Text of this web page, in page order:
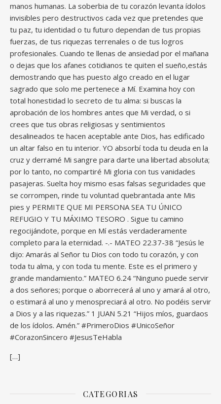
manos humanas. La soberbia de tu corazón levanta ídolos
invisibles pero destructivos cada vez que pretendes que
tu paz, tu identidad o tu futuro dependan de tus propias
fuerzas, de tus riquezas terrenales o de tus logros
profesionales. Cuando te llenas de ansiedad por el mañana
o dejas que los afanes cotidianos te quiten el sueño,estás
demostrando que has puesto algo creado en el lugar
sagrado que solo me pertenece a Mí. Examina hoy con
total honestidad lo secreto de tu alma: si buscas la
aprobación de los hombres antes que Mi verdad, o si
crees que tus obras religiosas y sentimientos
desalineados te hacen aceptable ante Dios, has edificado
un altar falso en tu interior. YO absorbí toda tu deuda en la
cruz y derramé Mi sangre para darte una libertad absoluta;
por lo tanto, no compartiré Mi gloria con tus vanidades
pasajeras. Suelta hoy mismo esas falsas seguridades que
se corrompen, rinde tu voluntad quebrantada ante Mis
pies y PERMITE QUE MI PERSONA SEA TU ÚNICO
REFUGIO Y TU MÁXIMO TESORO . Sigue tu camino
regocijándote, porque en Mí estás verdaderamente
completo para la eternidad. -.- MATEO 22.37-38 “Jesús le
dijo: Amarás al Señor tu Dios con todo tu corazón, y con
toda tu alma, y con toda tu mente. Este es el primero y
grande mandamiento.” MATEO 6.24 “Ninguno puede servir
a dos señores; porque o aborrecerá al uno y amará al otro,
o estimará al uno y menospreciará al otro. No podéis servir
a Dios y a las riquezas.” 1 JUAN 5.21 “Hijos míos, guardaos
de los ídolos. Amén.” #PrimeroDios #UnicoSeñor
#CorazonSincero #JesusTeHabla
[…]
CATEGORIAS